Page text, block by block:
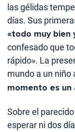
las gélidas
días. Sus
«todo muy bien
confesado que
rápido». La
mundo a un niño
momento es un
Sobre el
esperar ni dos